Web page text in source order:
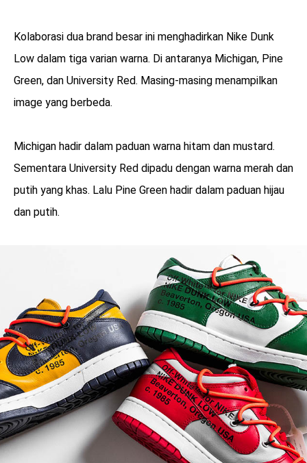
Kolaborasi dua brand besar ini menghadirkan Nike Dunk
Low dalam tiga varian warna. Di antaranya Michigan, Pine
Green, dan University Red. Masing-masing menampilkan
image yang berbeda.
Michigan hadir dalam paduan warna hitam dan mustard.
Sementara University Red dipadu dengan warna merah dan
putih yang khas. Lalu Pine Green hadir dalam paduan hijau
dan putih.